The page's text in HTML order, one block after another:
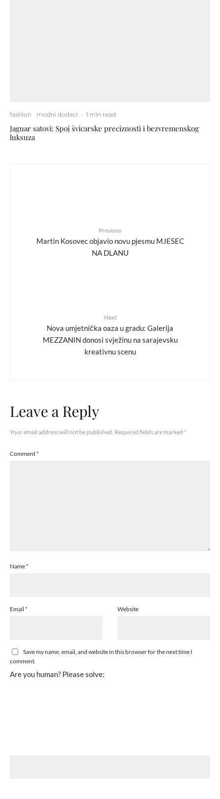
fashion modni dodaci · 1 min read
Jaguar satovi: Spoj švicarske preciznosti i bezvremenskog
luksuza
Previous
Martin Kosovec objavio novu pjesmu MJESEC
NA DLANU
Next
Nova umjetnička oaza u gradu: Galerija
MEZZANIN donosi svježinu na sarajevsku
kreativnu scenu
Leave a Reply
Your email address will not be published. Required fields are marked *
Comment*
Name*
Email * Website
Save my name, email, and website in this browser for the next time I
comment.
Are you human? Please solve: